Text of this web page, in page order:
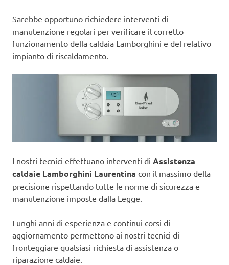
Sarebbe opportuno richiedere interventi di
manutenzione regolari per verificare il corretto
funzionamento della caldaia Lamborghini e del relativo
impianto di riscaldamento.
I nostri tecnici effettuano interventi di Assistenza
caldaie Lamborghini Laurentina con il massimo della
precisione rispettando tutte le norme di sicurezza e
manutenzione imposte dalla Legge.
Lunghi anni di esperienza e continui corsi di
aggiornamento permettono ai nostri tecnici di
fronteggiare qualsiasi richiesta di assistenza o
riparazione caldaie.